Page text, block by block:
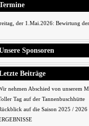
der 1.Mai.2026: Bewirtung
Sponsoren
Beiträge
nehmen Abschied von unserem
Tag auf der Tannenbuschhütte
auf die Saison 2025 / 2026